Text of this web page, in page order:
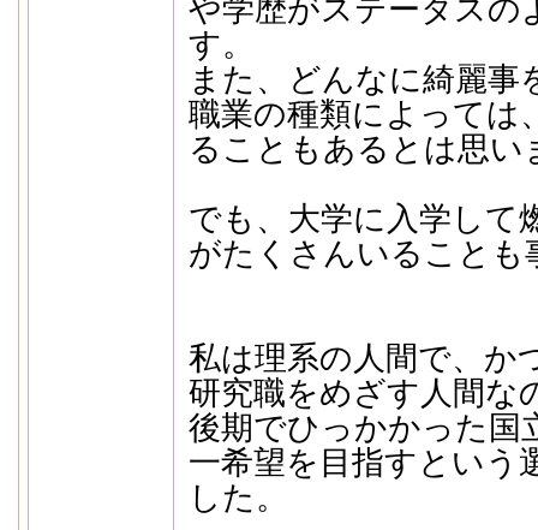
や学歴がステータスの
す。
また、どんなに綺麗事
職業の種類によっては
ることもあるとは思い
でも、大学に入学して
がたくさんいることも
私は理系の人間で、か
研究職をめざす人間な
後期でひっかかった国
一希望を目指すという
した。